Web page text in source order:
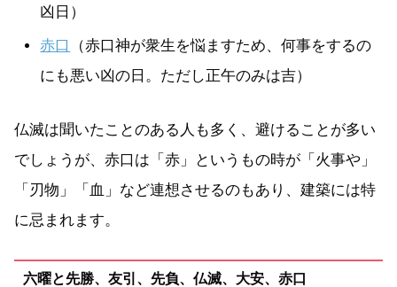
凶日）
赤口
（赤口神が衆生を悩ますため、何事をするの
にも悪い凶の日。ただし正午のみは吉）
仏滅は聞いたことのある人も多く、避けることが多い
でしょうが、赤口は「赤」というもの時が「火事や」
「刃物」「血」など連想させるのもあり、建築には特
に忌まれます。
六曜と先勝、友引、先負、仏滅、大安、赤口